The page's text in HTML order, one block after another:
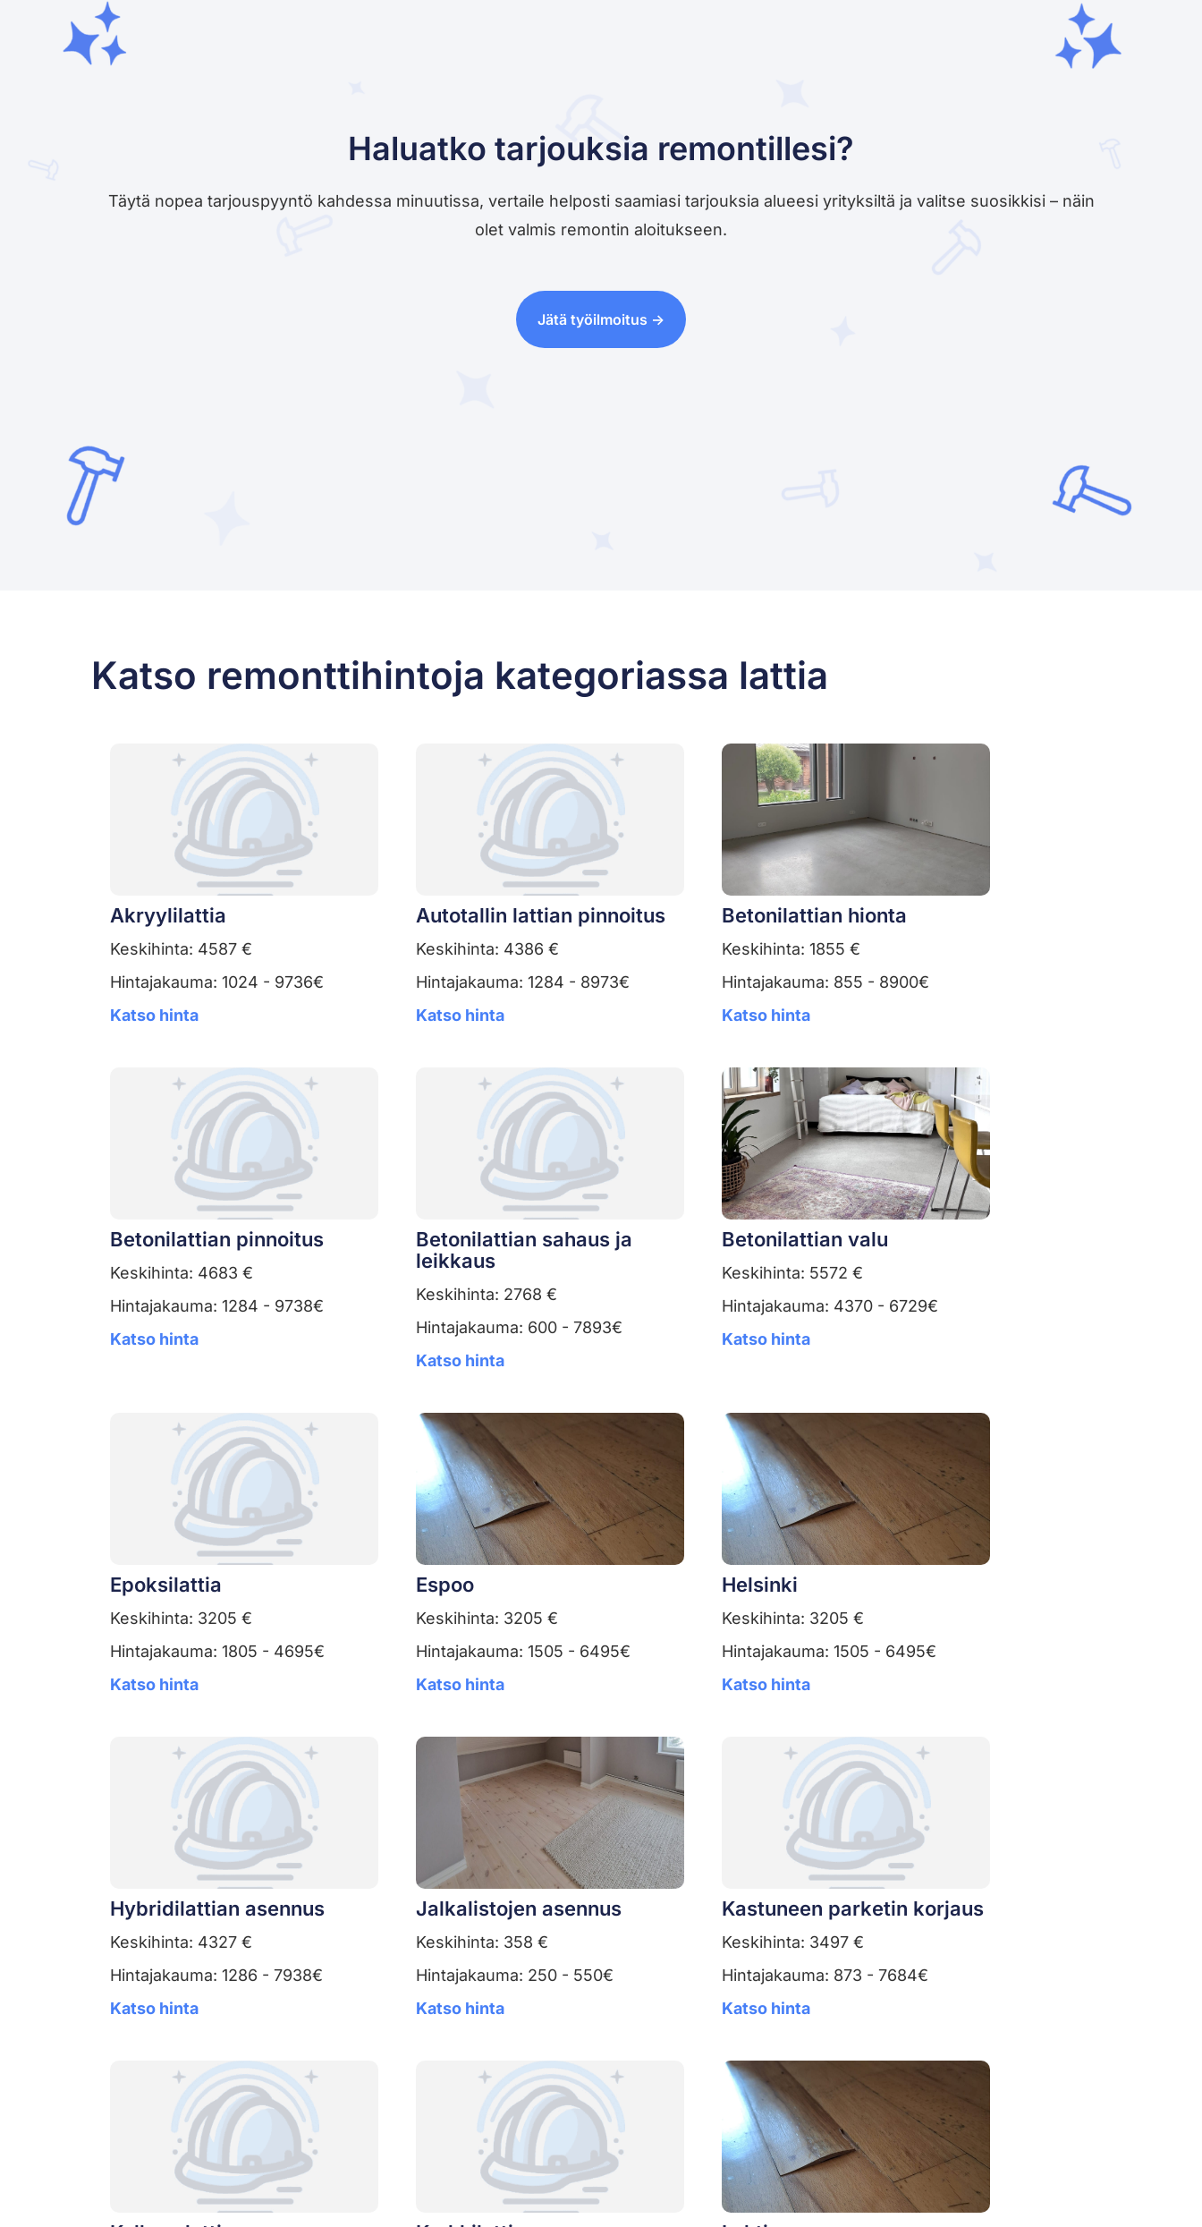
Haluatko tarjouksia remontillesi?
Täytä nopea tarjouspyyntö kahdessa minuutissa, vertaile helposti saamiasi tarjouksia alueesi yrityksiltä ja valitse suosikkisi – näin
olet valmis remontin aloitukseen.
Jätä työilmoitus ->
Katso remonttihintoja kategoriassa lattia
Akryylilattia
Keskihinta: 4587 €
Hintajakauma: 1024 - 9736€
Katso hinta
Autotallin lattian pinnoitus
Keskihinta: 4386 €
Hintajakauma: 1284 - 8973€
Katso hinta
Betonilattian hionta
Keskihinta: 1855 €
Hintajakauma: 855 - 8900€
Katso hinta
Betonilattian pinnoitus
Keskihinta: 4683 €
Hintajakauma: 1284 - 9738€
Katso hinta
Betonilattian sahaus ja
leikkaus
Keskihinta: 2768 €
Hintajakauma: 600 - 7893€
Katso hinta
Betonilattian valu
Keskihinta: 5572 €
Hintajakauma: 4370 - 6729€
Katso hinta
Epoksilattia
Keskihinta: 3205 €
Hintajakauma: 1805 - 4695€
Katso hinta
Espoo
Keskihinta: 3205 €
Hintajakauma: 1505 - 6495€
Katso hinta
Helsinki
Keskihinta: 3205 €
Hintajakauma: 1505 - 6495€
Katso hinta
Hybridilattian asennus
Keskihinta: 4327 €
Hintajakauma: 1286 - 7938€
Katso hinta
Jalkalistojen asennus
Keskihinta: 358 €
Hintajakauma: 250 - 550€
Katso hinta
Kastuneen parketin korjaus
Keskihinta: 3497 €
Hintajakauma: 873 - 7684€
Katso hinta